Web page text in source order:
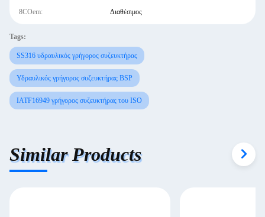
8COem: Διαθέσιμος
Tags:
SS316 υδραυλικός γρήγορος συζευκτήρας
Υδραυλικός γρήγορος συζευκτήρας BSP
IATF16949 γρήγορος συζευκτήρας του ISO
Similar Products